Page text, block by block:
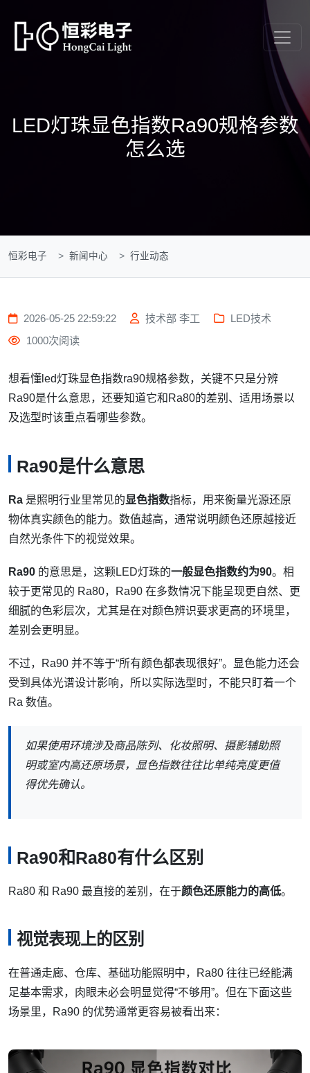
LED灯珠显色指数Ra90规格参数
怎么选
恒彩电子 新闻中心 行业动态
2026-05-25 22:59:22 技术部 李工
LED技术
1000次阅读
想看懂led灯珠显色指数ra90规格参数，关键不只是分辨
Ra90是什么意思，还要知道它和Ra80的差别、适用场景以
及选型时该重点看哪些参数。
Ra90是什么意思
Ra 是照明行业里常见的显色指数指标，用来衡量光源还原
物体真实颜色的能力。数值越高，通常说明颜色还原越接近
自然光条件下的视觉效果。
Ra90 的意思是，这颗LED灯珠的一般显色指数约为90。相
较于更常见的 Ra80，Ra90 在多数情况下能呈现更自然、更
细腻的色彩层次，尤其是在对颜色辨识要求更高的环境里，
差别会更明显。
不过，Ra90 并不等于“所有颜色都表现很好”。显色能力还会
受到具体光谱设计影响，所以实际选型时，不能只盯着一个
Ra 数值。
如果使用环境涉及商品陈列、化妆照明、摄影辅助照
明或室内高还原场景，显色指数往往比单纯亮度更值
得优先确认。
Ra90和Ra80有什么区别
Ra80 和 Ra90 最直接的差别，在于颜色还原能力的高低。
视觉表现上的区别
在普通走廊、仓库、基础功能照明中，Ra80 往往已经能满
足基本需求，肉眼未必会明显觉得“不够用”。但在下面这些
场景里，Ra90 的优势通常更容易被看出来：